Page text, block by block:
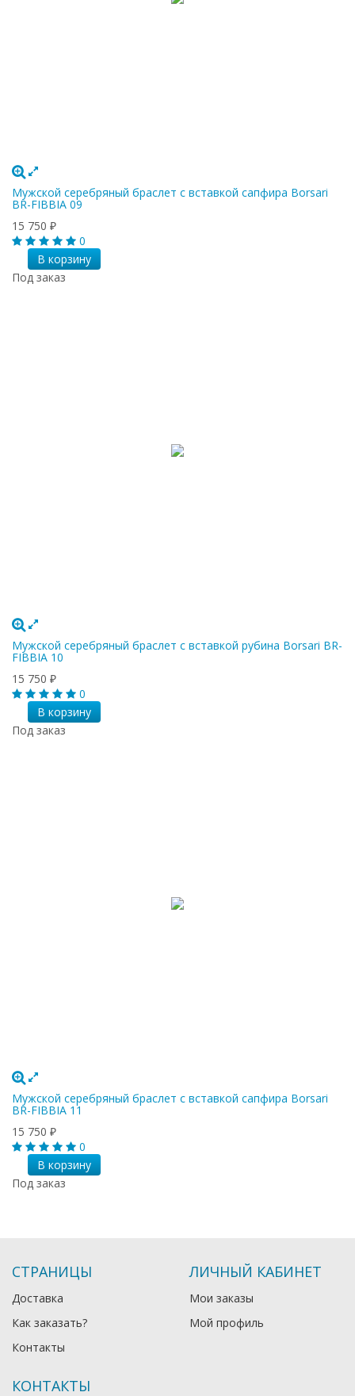
Мужской серебряный браслет с вставкой сапфира Borsari
BR-FIBBIA 09
15 750 ₽
0
В корзину
Под заказ
Мужской серебряный браслет с вставкой рубина Borsari BR-
FIBBIA 10
15 750 ₽
0
В корзину
Под заказ
Мужской серебряный браслет с вставкой сапфира Borsari
BR-FIBBIA 11
15 750 ₽
0
В корзину
Под заказ
СТРАНИЦЫ
Доставка
Как заказать?
Контакты
ЛИЧНЫЙ КАБИНЕТ
Мои заказы
Мой профиль
КОНТАКТЫ